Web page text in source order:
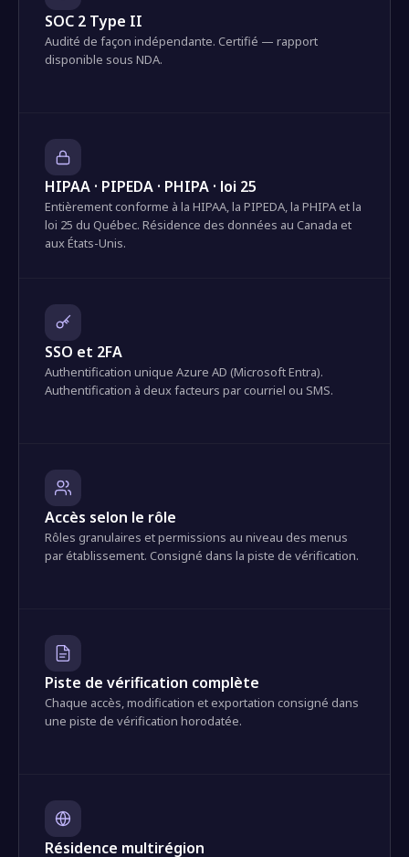
SOC 2 Type II
Audité de façon indépendante. Certifié — rapport
disponible sous NDA.
HIPAA · PIPEDA · PHIPA · loi 25
Entièrement conforme à la HIPAA, la PIPEDA, la PHIPA et la
loi 25 du Québec. Résidence des données au Canada et
aux États-Unis.
SSO et 2FA
Authentification unique Azure AD (Microsoft Entra).
Authentification à deux facteurs par courriel ou SMS.
Accès selon le rôle
Rôles granulaires et permissions au niveau des menus
par établissement. Consigné dans la piste de vérification.
Piste de vérification complète
Chaque accès, modification et exportation consigné dans
une piste de vérification horodatée.
Résidence multirégion